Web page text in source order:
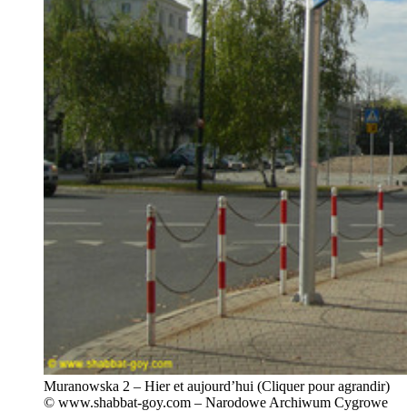
Muranowska 2 – Hier et aujourd’hui (Cliquer pour agrandir)
© www.shabbat-goy.com – Narodowe Archiwum Cygrowe